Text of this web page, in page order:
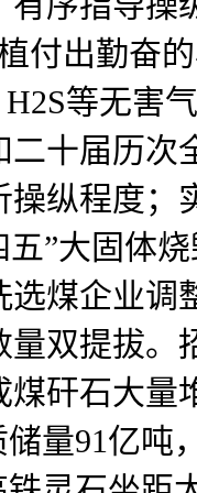
付出勤奋
等无害
十届历次
纵程度；
”大固体
煤企业调
双提拔。
矸石大量
量91亿吨